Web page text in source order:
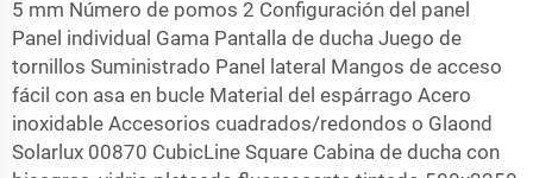
5 mm Número de pomos 2 Configuración del panel
Panel individual Gama Pantalla de ducha Juego de
tornillos Suministrado Panel lateral Mangos de acceso
fácil con asa en bucle Material del espárrago Acero
inoxidable Accesorios cuadrados/redondos o Glaond
Solarlux 00870 CubicLine Square Cabina de ducha con